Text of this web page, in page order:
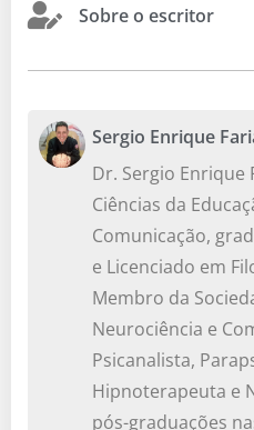
Sobre o escritor
Sergio Enrique
Dr. Sergio Enrique
Ciências da
Comunicação,
e Licenciado em
Membro da
Neurociência e
Psicanalista,
Hipnoterapeuta e
pós-graduações